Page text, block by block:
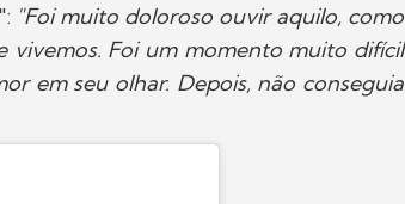
"Foi muito doloroso ouvir aquilo, como
vivemos. Foi um momento muito difícil
em seu olhar. Depois, não conseguia